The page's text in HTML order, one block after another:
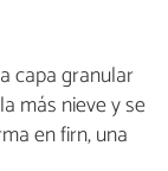
capa granular
más nieve y se
en firn, una